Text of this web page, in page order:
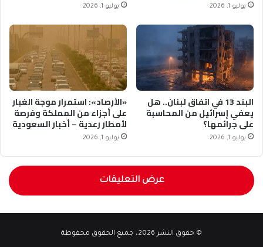
يوليو 1, 2026 يوليو 1, 2026
البند 13 في اتفاق لبنان.. هل
يعفي إسرائيل من المحاسبة
على جرائمها؟
يوليو 1, 2026
«الأرصاد»: استمرار موجة الغبار
على أجزاء من المملكة وفرصة
لأمطار رعدية – أخبار السعودية
يوليو 1, 2026
عرض التعليقات
© حقوق النشر 2026، جميع الحقوق محفوظة